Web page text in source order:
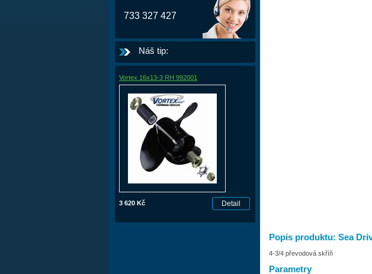
733 327 427
Náš tip:
Vortex 16x13-3 RH 992001
3 620 Kč
Popis produktu: Sea
4-3/4 převodová skříň
Parametry